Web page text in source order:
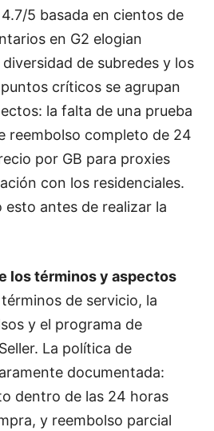
5 basada en cientos de
en G2 elogian
de subredes y los
críticos se agrupan
la falta de una prueba
reembolso completo de 24
por GB para proxies
con los residenciales.
antes de realizar la
los términos y aspectos
de servicio, la
y el programa de
La política de
documentada:
dentro de las 24 horas
y reembolso parcial